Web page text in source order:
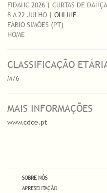
FIDANC 2026 | CURTAS DE DANÇA
8 A 22 JULHO | ONLINE
FÁBIO SIMÕES (PT)
HOME
CLASSIFICAÇÃO
M/6
MAIS INFORMAÇÕES
www.cdce.pt
SOBRE NÓS
APRESENTAÇÃO